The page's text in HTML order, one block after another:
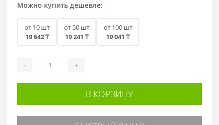
Можно купить дешевле:
от 10 шт
19 642 ₸
от 50 шт
19 241 ₸
от 100 шт
19 041 ₸
- +
В КОРЗИНУ